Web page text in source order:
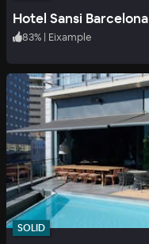
Hotel Sansi Barcelona
83% | Eixample
SOLID